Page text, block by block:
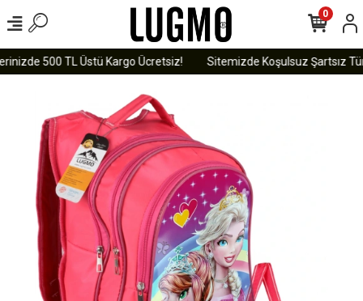
500 TL Üstü Kargo Ücretsiz! Sitemizde Koşulsuz Şartsız
0